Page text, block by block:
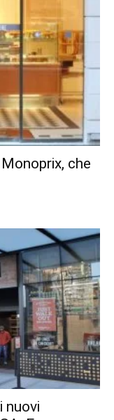
che
nuovi